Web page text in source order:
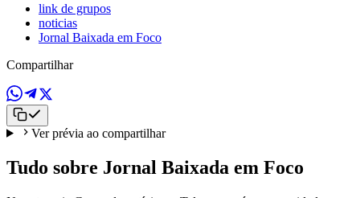
link de grupos
noticias
Jornal Baixada em Foco
Compartilhar
Ver prévia ao compartilhar
Tudo sobre Jornal Baixada em Foco